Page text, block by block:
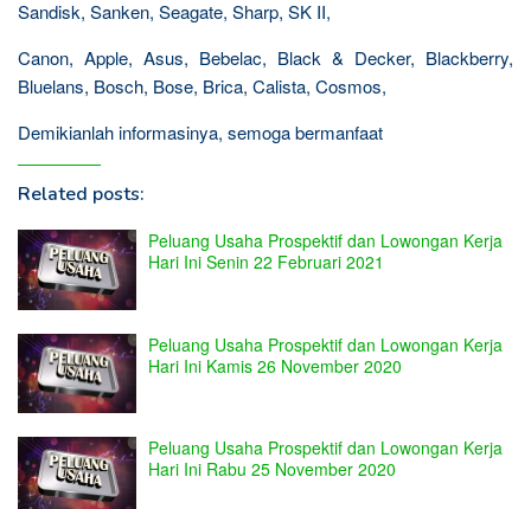
Sandisk, Sanken, Seagate, Sharp, SK II,
Canon, Apple, Asus, Bebelac, Black & Decker, Blackberry,
Bluelans, Bosch, Bose, Brica, Calista, Cosmos,
Demikianlah informasinya, semoga bermanfaat
Related posts:
Peluang Usaha Prospektif dan Lowongan Kerja
Hari Ini Senin 22 Februari 2021
Peluang Usaha Prospektif dan Lowongan Kerja
Hari Ini Kamis 26 November 2020
Peluang Usaha Prospektif dan Lowongan Kerja
Hari Ini Rabu 25 November 2020